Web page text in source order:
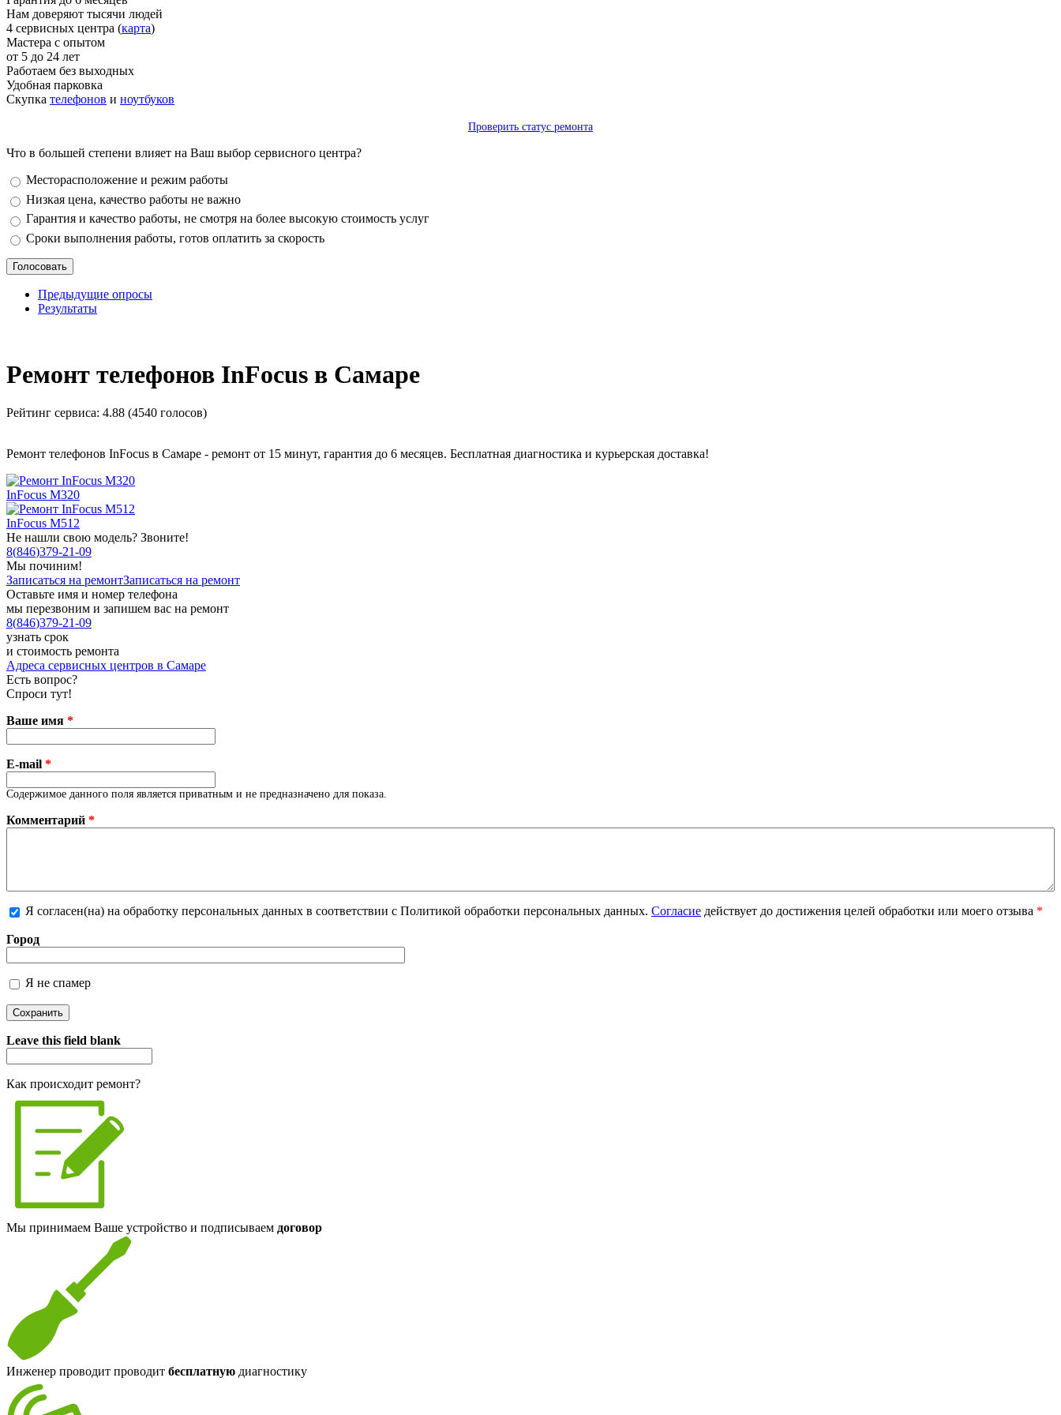
Нам доверяют тысячи людей
4 сервисных центра (карта)
Мастера с опытом
от 5 до 24 лет
Работаем без выходных
Удобная парковка
Скупка телефонов и ноутбуков
Проверить статус ремонта
Что в большей степени влияет на Ваш выбор сервисного центра?
Варианты
Месторасположение и режим работы
Низкая цена, качество работы не важно
Гарантия и качество работы, не смотря на более высокую стоимость услуг
Сроки выполнения работы, готов оплатить за скорость
Предыдущие опросы
Результаты
Ремонт телефонов InFocus в Самаре
Рейтинг сервиса: 4.88 (4540 голосов)
Ремонт телефонов InFocus в Самаре - ремонт от 15 минут, гарантия до 6 месяцев. Бесплатная диагностика и курьерская доставка!
InFocus M320
InFocus M512
Не нашли свою модель? Звоните!
8(846)379-21-09
Мы починим!
Записаться на ремонтЗаписаться на ремонт
Оставьте имя и номер телефона
мы перезвоним и запишем вас на ремонт
8(846)379-21-09
узнать срок
и стоимость ремонта
Адреса сервисных центров в Самаре
Есть вопрос?
Спроси тут!
Ваше имя *
E-mail *
Содержимое данного поля является приватным и не предназначено для показа.
Комментарий *
Я согласен(на) на обработку персональных данных в соответствии с Политикой обработки персональных данных. Согласие действует до достижения целей обработки или моего отзыва *
Город
Я не спамер
Я спамер
Leave this field blank
Как происходит ремонт?
Мы принимаем Ваше устройство и подписываем договор
Инженер проводит проводит бесплатную диагностику